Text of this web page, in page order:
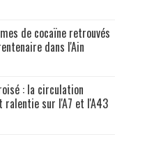
de cocaïne retrouvés
dans l'Ain
: la circulation
sur l'A7 et l'A43